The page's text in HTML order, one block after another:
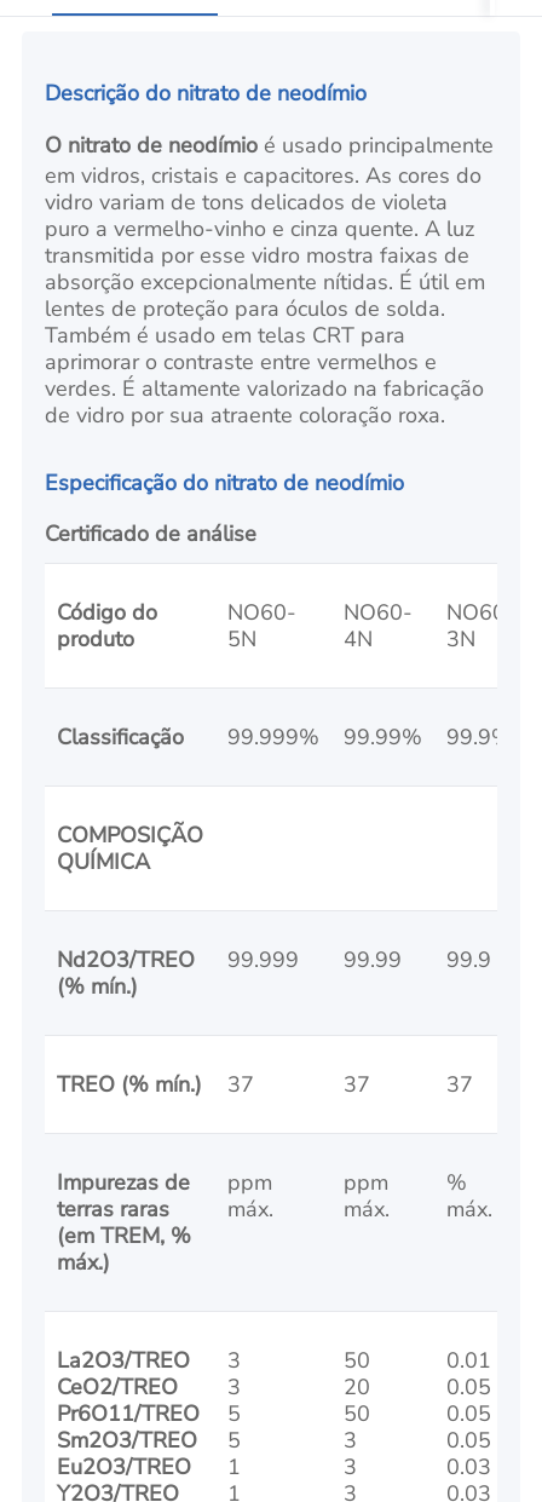
Descrição do nitrato de neodímio
O nitrato de neodímio é usado principalmente
em vidros, cristais e capacitores. As cores do
vidro variam de tons delicados de violeta
puro a vermelho-vinho e cinza quente. A luz
transmitida por esse vidro mostra faixas de
absorção excepcionalmente nítidas. É útil em
lentes de proteção para óculos de solda.
Também é usado em telas CRT para
aprimorar o contraste entre vermelhos e
verdes. É altamente valorizado na fabricação
de vidro por sua atraente coloração roxa.
Especificação do nitrato de neodímio
Certificado de análise
Código do
produto
NO60-
5N
NO60-
4N
NO60-
3N
Classificação 99.999% 99.99% 99.9%
COMPOSIÇÃO
QUÍMICA
Nd2O3/TREO
(% mín.)
99.999 99.99 99.9
TREO (% mín.) 37 37 37
Impurezas de
terras raras
(em TREM, %
máx.)
ppm
máx.
ppm
máx.
%
máx.
La2O3/TREO
CeO2/TREO
Pr6O11/TREO
Sm2O3/TREO
Eu2O3/TREO
Y2O3/TREO
3
3
5
5
1
1
50
20
50
3
3
3
0.01
0.05
0.05
0.05
0.03
0.03